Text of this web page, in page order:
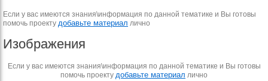
Если у вас имеются знания\информация по данной тематике и Вы готовы
помочь проекту добавьте материал лично
Изображения
Если у вас имеются знания\информация по данной тематике и Вы готовы
помочь проекту добавьте материал лично